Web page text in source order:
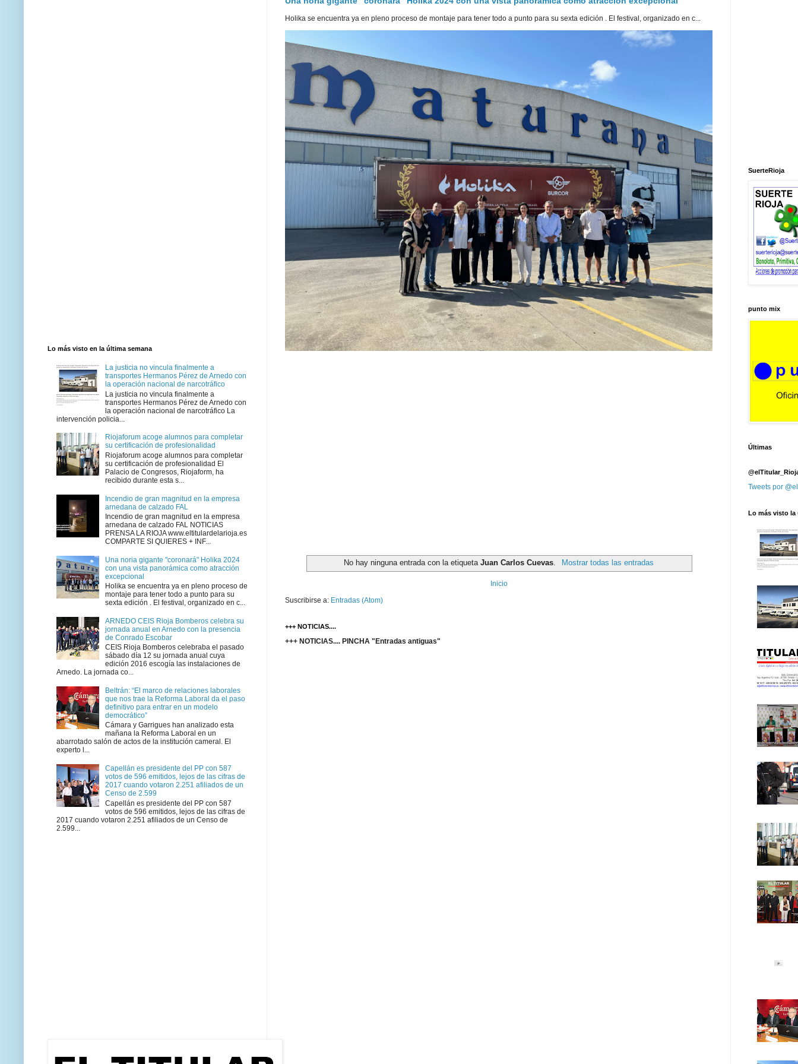
Holika se encuentra ya en pleno proceso de montaje para tener todo a punto para su sexta edición . El festival, organizado en c...
No hay ninguna entrada con la etiquetaJuan Carlos Cuevas Mostrar todas las entradas
Inicio
Suscribirse a: Entradas (Atom)
+++ NOTICIAS....
+++ NOTICIAS.... PINCHA "Entradas antiguas"
Lo más visto en la última semana
La justicia no vincula finalmente a
transportes Hermanos Pérez de Arnedo con
la operación nacional de narcotráfico
La justicia no vincula finalmente a
transportes Hermanos Pérez de Arnedo con
la operación nacional de narcotráfico La
intervención policia...
Riojaforum acoge alumnos para completar
su certificación de profesionalidad
Riojaforum acoge alumnos para completar
su certificación de profesionalidad El
Palacio de Congresos, Riojaform, ha
recibido durante esta s...
Incendio de gran magnitud en la empresa
arnedana de calzado FAL
Incendio de gran magnitud en la empresa
arnedana de calzado FAL NOTICIAS
PRENSA LA RIOJA www.eltitulardelarioja.es
COMPARTE SI QUIERES + INF...
Una noria gigante "coronará" Holika 2024
con una vista panorámica como atracción
excepcional
Holika se encuentra ya en pleno proceso de
montaje para tener todo a punto para su
sexta edición . El festival, organizado en c...
ARNEDO CEIS Rioja Bomberos celebra su
jornada anual en Arnedo con la presencia
de Conrado Escobar
CEIS Rioja Bomberos celebraba el pasado
sábado día 12 su jornada anual cuya
edición 2016 escogía las instalaciones de
Arnedo. La jornada co...
Beltrán: “El marco de relaciones laborales
que nos trae la Reforma Laboral da el paso
definitivo para entrar en un modelo
democrático”
Cámara y Garrigues han analizado esta
mañana la Reforma Laboral en un
abarrotado salón de actos de la institución cameral. El
experto l...
Capellán es presidente del PP con 587
votos de 596 emitidos, lejos de las cifras de
2017 cuando votaron 2.251 afiliados de un
Censo de 2.599
Capellán es presidente del PP con 587
votos de 596 emitidos, lejos de las cifras de
2017 cuando votaron 2.251 afiliados de un Censo de
2.599...
SuerteRioja
punto mix
Últimas
Tweets por
Lo más visto la